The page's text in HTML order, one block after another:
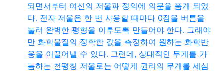
되면서부터 여신의 저울과 정의에 의문을 품게 되었
다. 전자 저울은 한 번 사용할 때마다 0점을 버튼을
눌러 완벽한 평형을 이루도록 만들어야 한다. 그래야
만 화학물질의 정확한 값을 측정하여 원하는 화학반
응을 이끌어낼 수 있다. 그런데, 상대적인 무게를 가
늠하는 천평칭 저울로는 어떻게 권리의 무게를 세심